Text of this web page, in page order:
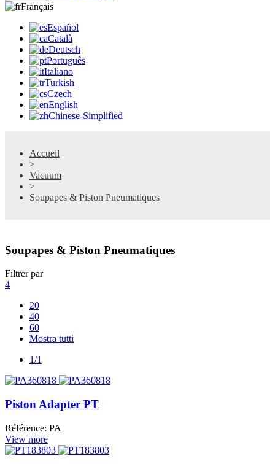
Français
Español
Català
Deutsch
Português
Italiano
Turkish
Czech
English
Chinese-Simplified
Accueil
>
Vacuum
>
Soupapes & Piston Pneumatiques
Soupapes & Piston Pneumatiques
Filtrer par
4
20
40
60
Mostra tutti
1/1
Piston Adapter PT
Référence: PA
View more